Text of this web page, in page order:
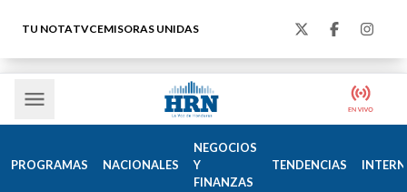
TU NOTATVCEMISORAS UNIDAS
PROGRAMAS NACIONALES
NEGOCIOS
Y
FINANZAS
TENDENCIAS